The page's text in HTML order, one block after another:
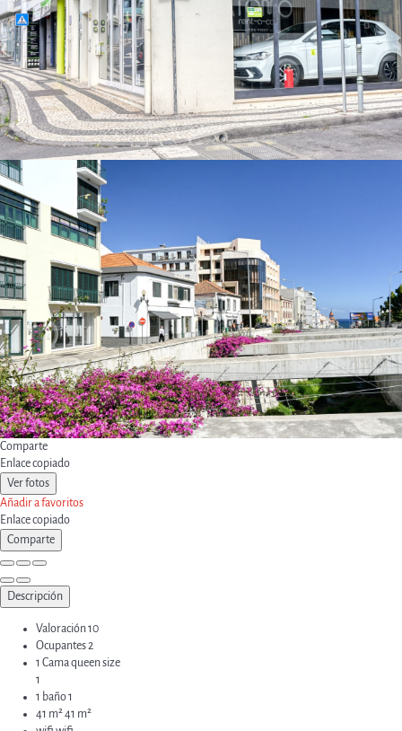
Comparte
Enlace copiado
Ver fotos
Añadir a favoritos
Enlace copiado
Comparte
Descripción
Valoración10
Ocupantes2
1 Cama queen size
1
1 baño1
41 m²41 m²